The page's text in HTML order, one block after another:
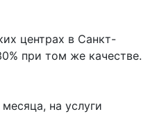
центрах в Санкт-
при том же качестве.
на услуги